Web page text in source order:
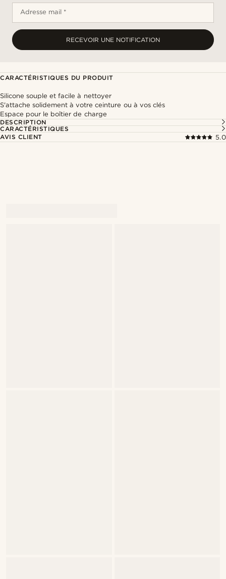
Adresse mail *
RECEVOIR UNE NOTIFICATION
CARACTÉRISTIQUES DU PRODUIT
Silicone souple et facile à nettoyer
S'attache solidement à votre ceinture ou à vos clés
Espace pour le boîtier de charge
DESCRIPTION
CARACTÉRISTIQUES
AVIS CLIENT
5.0